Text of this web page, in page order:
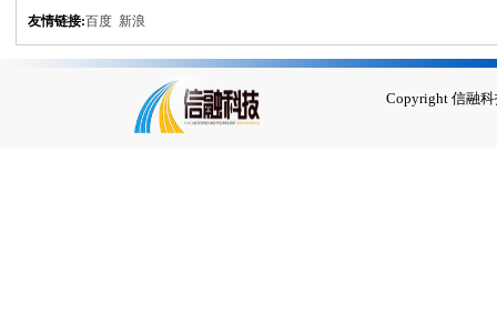
友情链接:百度 新浪
Copyright 信融